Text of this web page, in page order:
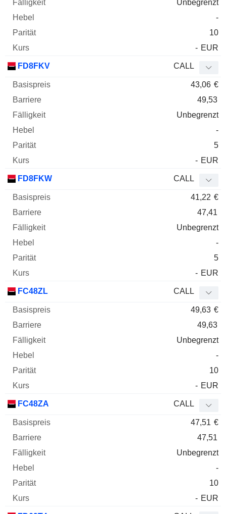
Unbegrenzt
-
10
- EUR
FD8FKV CALL
43,06 €
49,53
Unbegrenzt
-
5
- EUR
FD8FKW CALL
41,22 €
47,41
Unbegrenzt
-
5
- EUR
FC48ZL CALL
49,63 €
49,63
Unbegrenzt
-
10
- EUR
FC48ZA CALL
47,51 €
47,51
Unbegrenzt
-
10
- EUR